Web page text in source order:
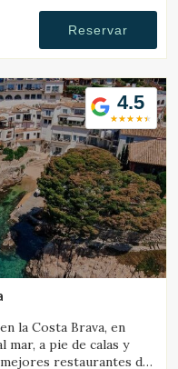
Reservar
4.5
la Costa Brava, en
mar, a pie de calas y
restaurantes de